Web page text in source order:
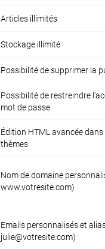
Articles illimités
Stockage illimité
Possibilité de supprimer la
Possibilité de restreindre
mot de passe
Édition HTML avancée
thèmes
Nom de domaine
www.votresite.com)
Emails personnalisés et
julie@votresite.com)